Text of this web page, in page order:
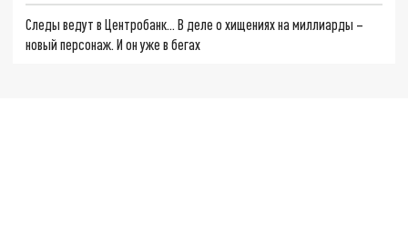
Следы ведут в Центробанк… В деле о хищениях на миллиарды –
новый персонаж. И он уже в бегах